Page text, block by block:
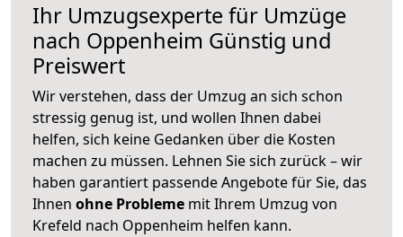
Ihr Umzugsexperte für Umzüge
nach Oppenheim Günstig und
Preiswert
Wir verstehen, dass der Umzug an sich schon
stressig genug ist, und wollen Ihnen dabei
helfen, sich keine Gedanken über die Kosten
machen zu müssen. Lehnen Sie sich zurück – wir
haben garantiert passende Angebote für Sie, das
Ihnen ohne Probleme mit Ihrem Umzug von
Krefeld nach Oppenheim helfen kann.